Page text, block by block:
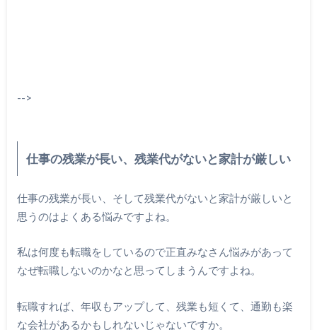
-->
仕事の残業が長い、残業代がないと家計が厳しい
仕事の残業が長い、そして残業代がないと家計が厳しいと
思うのはよくある悩みですよね。
私は何度も転職をしているので正直みなさん悩みがあって
なぜ転職しないのかなと思ってしまうんですよね。
転職すれば、年収もアップして、残業も短くて、通勤も楽
な会社があるかもしれないじゃないですか。